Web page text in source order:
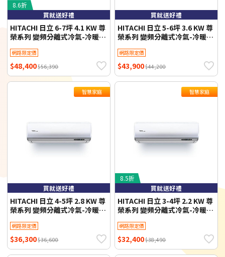
8.6折
買就送好禮
HITACHI 日立 6-7坪 4.1 KW 尊
榮系列 變頻分離式冷氣-冷暖型
本安裝+舊機回收 不需跨區費
網路限定價
$48,400$56,390
買就送好禮
HITACHI 日立 5-6坪 3.6 KW 尊
榮系列 變頻分離式冷氣-冷暖型
本安裝+舊機回收 不需跨區費
網路限定價
$43,900$44,200
智慧家庭
買就送好禮
HITACHI 日立 4-5坪 2.8 KW 尊
榮系列 變頻分離式冷氣-冷暖型
本安裝+舊機回收 不需跨區費
網路限定價
$36,300$36,600
8.5折
智慧家庭
買就送好禮
HITACHI 日立 3-4坪 2.2 KW 尊
榮系列 變頻分離式冷氣-冷暖型
本安裝+舊機回收 不需跨區費
網路限定價
$32,400$38,490